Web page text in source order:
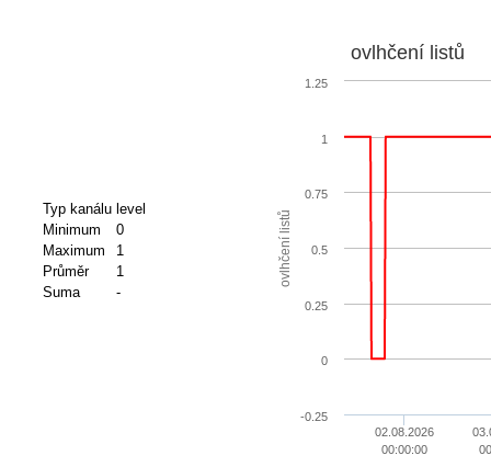
Typ kanálu level
Minimum
0
Maximum
1
Průměr
1
Suma
-
ovlhčení listů
ovlhčení listů
02.08.2026
00:00:00
-0.25
0
0.25
0.5
0.75
1
1.25